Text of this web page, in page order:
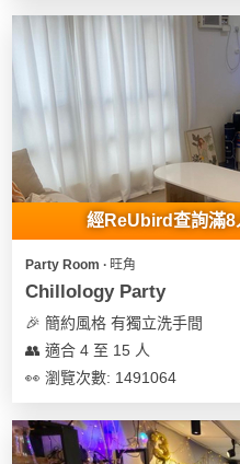
經ReUbird查詢滿8
Party Room ∙ 旺角
Chillology Party
🎉 簡約風格 有獨立洗手間
👥 適合 4 至 15 人
👀 瀏覽次數: 1491064